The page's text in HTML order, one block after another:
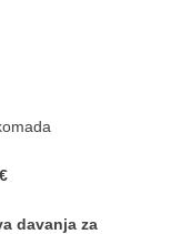
davanja za